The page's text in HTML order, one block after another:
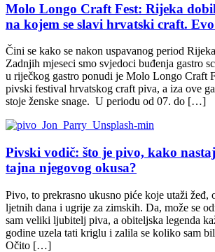
Molo Longo Craft Fest: Rijeka
na kojem se slavi hrvatski craft. Evo
Čini se kako se nakon uspavanog period
Zadnjih mjeseci smo svjedoci buđenja gastro
u riječkog gastro ponudi je Molo Longo Craft
pivski festival hrvatskog craft piva, a iza ove
stoje ženske snage. U periodu od 07. do […]
Pivski vodič: što je pivo, kako
tajna njegovog okusa?
Pivo, to prekrasno ukusno piće koje utaži žeđ,
ljetnih dana i ugrije za zimskih. Da, može se
sam veliki ljubitelj piva, a obiteljska legenda
godine uzela tati kriglu i zalila se koliko sam
Očito […]